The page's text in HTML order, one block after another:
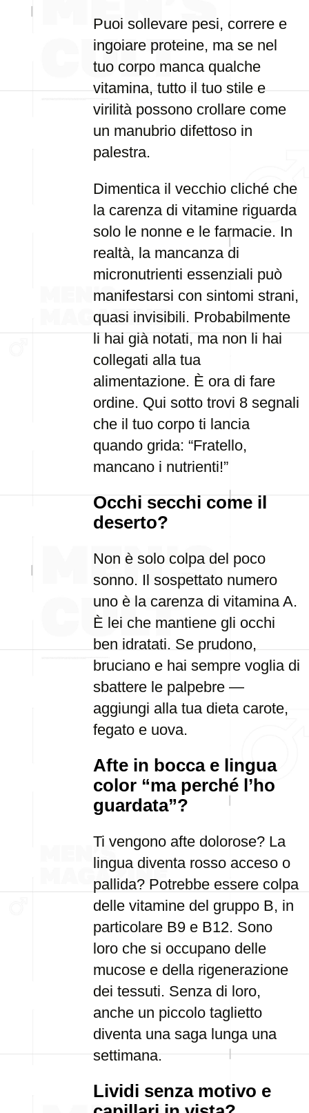
Puoi sollevare pesi, correre e
ingoiare proteine, ma se nel
tuo corpo manca qualche
vitamina, tutto il tuo stile e
virilità possono crollare come
un manubrio difettoso in
palestra.
Dimentica il vecchio cliché che
la carenza di vitamine riguarda
solo le nonne e le farmacie. In
realtà, la mancanza di
micronutrienti essenziali può
manifestarsi con sintomi strani,
quasi invisibili. Probabilmente
li hai già notati, ma non li hai
collegati alla tua
alimentazione. È ora di fare
ordine. Qui sotto trovi 8 segnali
che il tuo corpo ti lancia
quando grida: “Fratello,
mancano i nutrienti!”
Occhi secchi come il
deserto?
Non è solo colpa del poco
sonno. Il sospettato numero
uno è la carenza di vitamina A.
È lei che mantiene gli occhi
ben idratati. Se prudono,
bruciano e hai sempre voglia di
sbattere le palpebre —
aggiungi alla tua dieta carote,
fegato e uova.
Afte in bocca e lingua
color “ma perché l’ho
guardata”?
Ti vengono afte dolorose? La
lingua diventa rosso acceso o
pallida? Potrebbe essere colpa
delle vitamine del gruppo B, in
particolare B9 e B12. Sono
loro che si occupano delle
mucose e della rigenerazione
dei tessuti. Senza di loro,
anche un piccolo taglietto
diventa una saga lunga una
settimana.
Lividi senza motivo e